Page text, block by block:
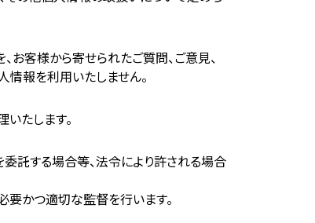
お客様から寄せられたご質問、ご意見、
報を利用いたしません。
たします。
託する場合等、法令により許される場合
要かつ適切な監督を行います。